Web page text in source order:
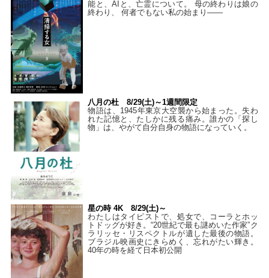
能と、AIと、亡霊について。 母の終わりは娘の
終わり、 何者でもない私の始まり――
八月の杜 8/29(土)～1週間限定
物語は、1945年東京大空襲から始まった。失わ
れた記憶と、たしかに残る痛み。誰かの「探し
物」は、やがて自分自身の物語になっていく。
星の時 4K 8/29(土)～
わたしはタイピストで、処⼥で、コーラとホッ
トドッグが好き。“20世紀で最も謎めいた作家”ク
ラリッセ・リスペクトルが遺した最後の物語。
ブラジル映画史にきらめく、忘れがたい輝き。
40年の時を経て⽇本初公開